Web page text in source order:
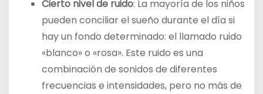
Cierto nivel de ruido: La mayoría de los niños
pueden conciliar el sueño durante el día si
hay un fondo determinado: el llamado ruido
«blanco» o «rosa». Este ruido es una
combinación de sonidos de diferentes
frecuencias e intensidades, pero no más de